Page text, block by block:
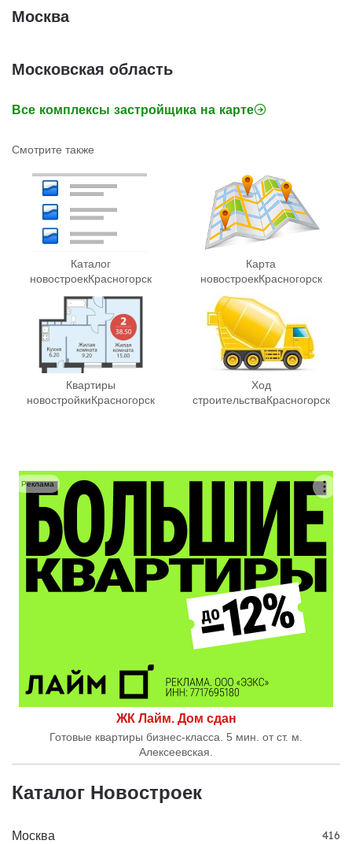
Москва
Московская область
Все комплексы застройщика на карте
Смотрите также
Каталог
новостроекКрасногорск
Карта
новостроекКрасногорск
Квартиры
новостройкиКрасногорск
Ход
строительстваКрасногорск
ЖК Лайм. Дом сдан
Готовые квартиры бизнес-класса. 5 мин. от ст. м.
Алексеевская.
Реклама
Каталог Новостроек
Москва 416